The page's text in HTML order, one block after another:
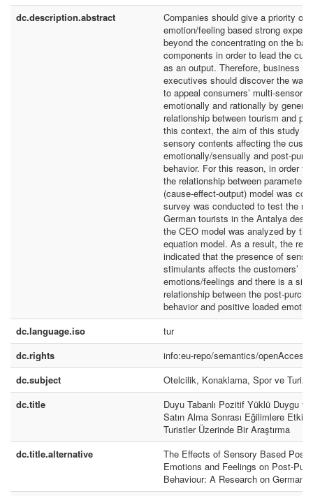
dc.description.abstract
Companies should give a priority on
emotion/feeling based strong
beyond the concentrating on the
components in order to lead the
as an output. Therefore, business
executives should discover the
to appeal consumers’ multi-sensory
emotionally and rationally by
relationship between tourism and
this context, the aim of this study
sensory contents affecting the
emotionally/sensually and post-
behavior. For this reason, in order to
the relationship between parameters
(cause-effect-output) model was
survey was conducted to test the
German tourists in the Antalya
the CEO model was analyzed by
equation model. As a result, the
indicated that the presence of
stimulants affects the customers’
emotions/feelings and there is a
relationship between the post-
behavior and positive loaded
dc.language.iso
tur
dc.rights
info:eu-repo/semantics/openAccess
dc.subject
Otelcilik, Konaklama, Spor ve
dc.title
Duyu Tabanlı Pozitif Yüklü Duygu
Satın Alma Sonrası Eğilimlere
Turistler Üzerinde Bir Araştırma
dc.title.alternative
The Effects of Sensory Based
Emotions and Feelings on Post-
Behaviour: A Research on German